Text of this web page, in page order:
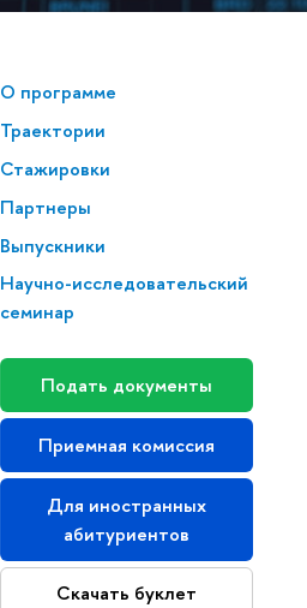
О программе
Траектории
Стажировки
Партнеры
Выпускники
Научно-исследовательский
семинар
Подать документы
Приемная комиссия
Для иностранных
абитуриентов
Скачать буклет